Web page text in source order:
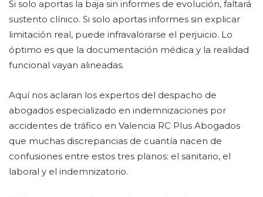
Si solo aportas la baja sin informes de evolución, faltará
sustento clínico. Si solo aportas informes sin explicar
limitación real, puede infravalorarse el perjuicio. Lo
óptimo es que la documentación médica y la realidad
funcional vayan alineadas.
Aquí nos aclaran los expertos del despacho de
abogados especializado en indemnizaciones por
accidentes de tráfico en Valencia RC Plus Abogados
que muchas discrepancias de cuantía nacen de
confusiones entre estos tres planos: el sanitario, el
laboral y el indemnizatorio.